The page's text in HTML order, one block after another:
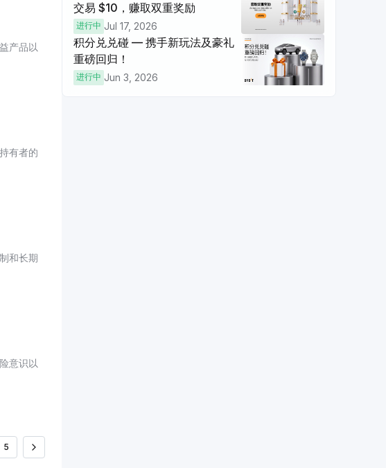
产品以
有者的
和长期
意识以
5
每完成一次，经验值+10
交易 $10，赚取双重奖励
进行中 Jul 17, 2026
积分兑兑碰 — 携手新玩法及豪礼
重磅回归！
进行中 Jun 3, 2026